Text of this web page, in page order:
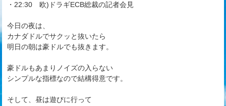
・22:30 欧)ドラギECB総裁の記者会見
今日の夜は、
カナダドルでサクッと抜いたら
明日の朝は豪ドルでも抜きます。
豪ドルもあまりノイズの入らない
シンプルな指標なので結構得意です。
そして、昼は遊びに行って